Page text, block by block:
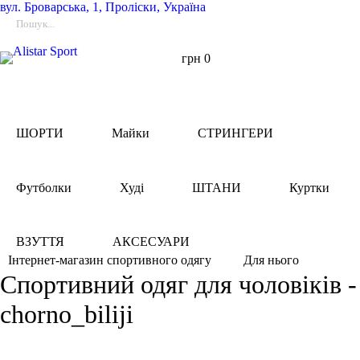
вул. Броварська, 1, Проліски, Україна
грн 0
ШОРТИ Майки СТРИНГЕРИ
Футболки Худі ШТАНИ Куртки
ВЗУТТЯ
АКСЕСУАРИ
Інтернет-магазин спортивного одягу
Для нього
Спортивний одяг для чоловіків -
chorno_biliji